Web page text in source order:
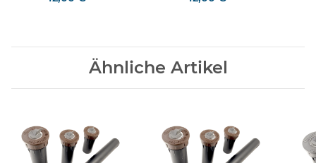
Ähnliche Artikel